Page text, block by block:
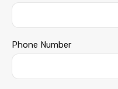
Phone Number